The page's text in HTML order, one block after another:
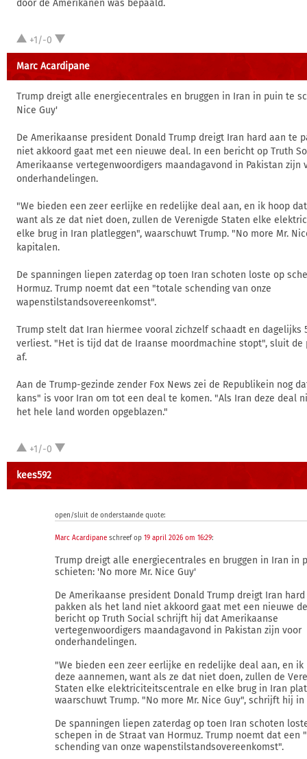
door de Amerikanen was bepaald.
+1/-0
Marc Acardipane
Trump dreigt alle energiecentrales en bruggen in Iran in puin te
Nice Guy'
De Amerikaanse president Donald Trump dreigt Iran hard aan te
niet akkoord gaat met een nieuwe deal. In een bericht op Truth
Amerikaanse vertegenwoordigers maandagavond in Pakistan zijn
onderhandelingen.
"We bieden een zeer eerlijke en redelijke deal aan, en ik hoop
want als ze dat niet doen, zullen de Verenigde Staten elke
elke brug in Iran platleggen", waarschuwt Trump. "No more Mr.
kapitalen.
De spanningen liepen zaterdag op toen Iran schoten loste op
Hormuz. Trump noemt dat een "totale schending van onze
wapenstilstandsovereenkomst".
Trump stelt dat Iran hiermee vooral zichzelf schaadt en dagelijks
verliest. "Het is tijd dat de Iraanse moordmachine stopt", sluit
af.
Aan de Trump-gezinde zender Fox News zei de Republikein nog
kans" is voor Iran om tot een deal te komen. "Als Iran deze deal
het hele land worden opgeblazen."
+1/-0
kees592
open/sluit de onderstaande quote:
Marc Acardipane schreef op 19 april 2026 om 16:29:
Trump dreigt alle energiecentrales en bruggen in Iran in
schieten: 'No more Mr. Nice Guy'
De Amerikaanse president Donald Trump dreigt Iran
pakken als het land niet akkoord gaat met een nieuwe
bericht op Truth Social schrijft hij dat Amerikaanse
vertegenwoordigers maandagavond in Pakistan zijn voor
onderhandelingen.
"We bieden een zeer eerlijke en redelijke deal aan, en ik
deze aannemen, want als ze dat niet doen, zullen de
Staten elke elektriciteitscentrale en elke brug in Iran
waarschuwt Trump. "No more Mr. Nice Guy", schrijft hij
De spanningen liepen zaterdag op toen Iran schoten
schepen in de Straat van Hormuz. Trump noemt dat een
schending van onze wapenstilstandsovereenkomst".